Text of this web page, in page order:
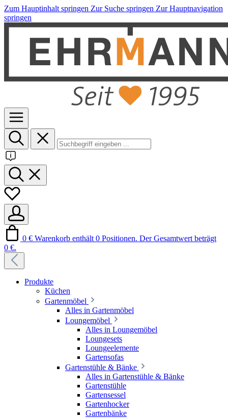
Zum Hauptinhalt springen Zur Suche springen Zur Hauptnavigation
springen
0 € Warenkorb enthält 0 Positionen. Der Gesamtwert beträgt
0 €.
Produkte
Küchen
Gartenmöbel
Alles in Gartenmöbel
Loungemöbel
Alles in Loungemöbel
Loungesets
Loungeelemente
Gartensofas
Gartenstühle & Bänke
Alles in Gartenstühle & Bänke
Gartenstühle
Gartensessel
Gartenhocker
Gartenbänke